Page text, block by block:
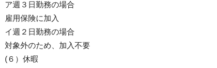
ア週３日勤務の場合
雇用保険に加入
イ週２日勤務の場合
対象外のため、加入不要
(６）休暇